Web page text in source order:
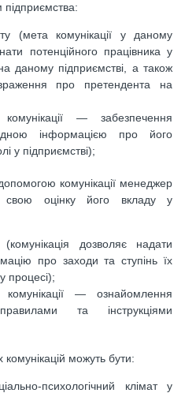
підприємства:
(мета комунікації у даному
потенційного працівника у
даному підприємстві, а також
про претендента на
— забезпечення
інформацією про його
у підприємстві);
комунікації менеджер
свою оцінку його вкладу у
дозволяє надати
про заходи та ступінь їх
процесі);
— ознайомлення
та інструкціями
можуть бути:
психологічний клімат у